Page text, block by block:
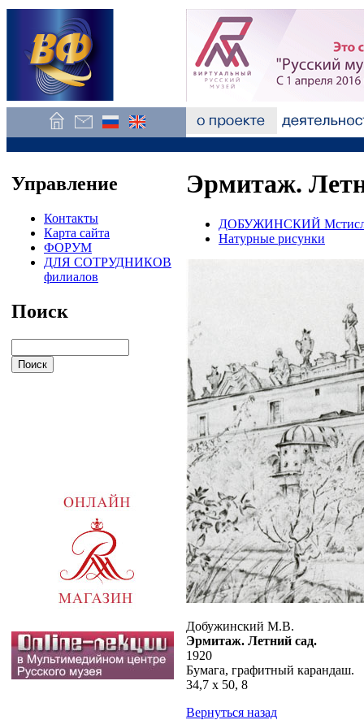
Управление
Контакты
Карта сайта
ФОРУМ
ДЛЯ СОТРУДНИКОВ
филиалов
Поиск
Эрмитаж.
ДОБУЖИНСКИЙ
Натурные рисунки
Добужинский М.В.
Эрмитаж. Летний сад.
1920
Бумага, графитный карандаш.
34,7 х 50, 8
Вернуться назад